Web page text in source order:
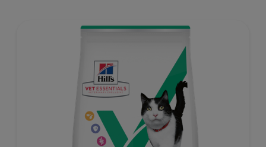
zu verbessern und mit einer einzigartigen Anti-Aging-
Harnwegsgesundheit und das Immunsystem Ihrer Katze
zu unterstützen. Eine Ernährung mit hervorragendem